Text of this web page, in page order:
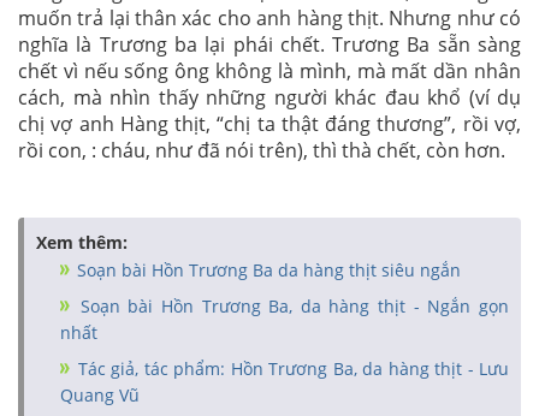
muốn trả lại thân xác cho anh hàng thịt. Nhưng như có
nghĩa là Trương ba lại phái chết. Trương Ba sẵn sàng
chết vì nếu sống ông không là mình, mà mất dần nhân
cách, mà nhìn thấy những người khác đau khổ (ví dụ
chị vợ anh Hàng thịt, “chị ta thật đáng thương”, rồi vợ,
rồi con, : cháu, như đã nói trên), thì thà chết, còn hơn.
Xem thêm:
Soạn bài Hồn Trương Ba da hàng thịt siêu ngắn
Soạn bài Hồn Trương Ba, da hàng thịt - Ngắn gọn
nhất
Tác giả, tác phẩm: Hồn Trương Ba, da hàng thịt - Lưu
Quang Vũ